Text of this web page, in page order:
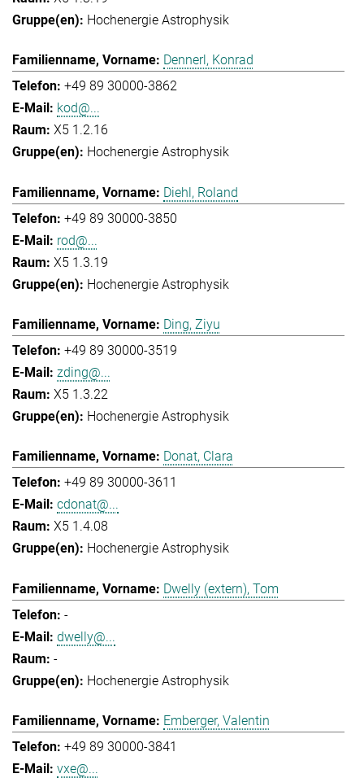
Hochenergie Astrophysik
Dennerl, Konrad
+49 89 30000-3862
kod@...
X5 1.2.16
Hochenergie Astrophysik
Diehl, Roland
+49 89 30000-3850
rod@...
X5 1.3.19
Hochenergie Astrophysik
Ding, Ziyu
+49 89 30000-3519
zding@...
X5 1.3.22
Hochenergie Astrophysik
Donat, Clara
+49 89 30000-3611
cdonat@...
X5 1.4.08
Hochenergie Astrophysik
Dwelly (extern), Tom
-
dwelly@...
-
Hochenergie Astrophysik
Emberger, Valentin
+49 89 30000-3841
vxe@...